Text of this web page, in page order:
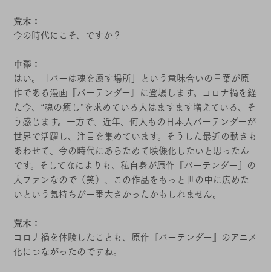
荒木：
今の時代にこそ、ですか？
中澤：
はい。「バーは魂を癒す場所」という意味合いの言葉が原
作である漫画『バーテンダー』に登場します。コロナ禍を経
た今、“魂の癒し”を求めている人はますます増えている、そ
う感じます。一方で、近年、何人もの日本人バーテンダーが
世界で活躍し、注目を集めています。そうした最近の動きも
あわせて、今の時代にあらためて映像化したいと思ったん
です。そしてなによりも、私自身が原作『バーテンダー』の
大ファンなので（笑）、この作品をもっと世の中に広めた
いという気持ちが一番大きかったかもしれません。
荒木：
コロナ禍を体験したことも、原作『バーテンダー』のアニメ
化につながったのですね。